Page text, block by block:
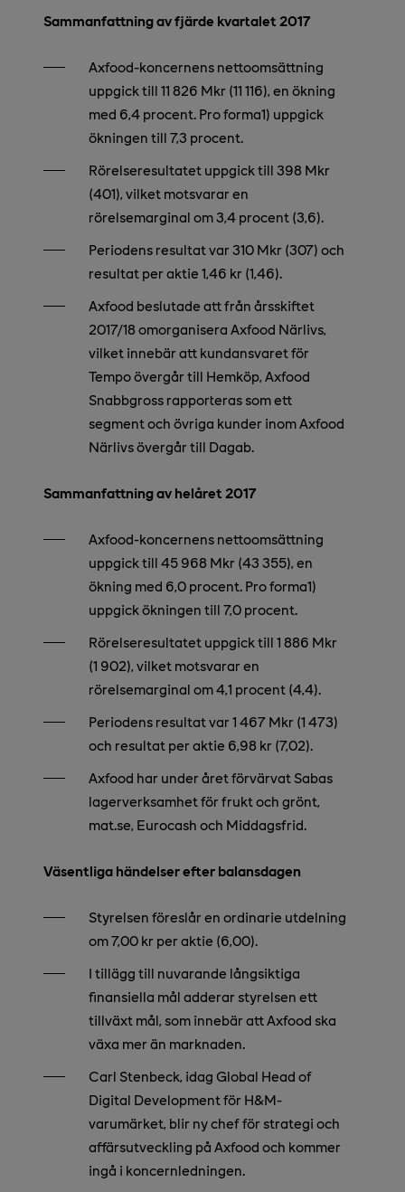
Sammanfattning av fjärde kvartalet 2017
Axfood-koncernens nettoomsättning
uppgick till 11 826 Mkr (11 116), en ökning
med 6,4 procent. Pro forma1) uppgick
ökningen till 7,3 procent.
Rörelseresultatet uppgick till 398 Mkr
(401), vilket motsvarar en
rörelsemarginal om 3,4 procent (3,6).
Periodens resultat var 310 Mkr (307) och
resultat per aktie 1,46 kr (1,46).
Axfood beslutade att från årsskiftet
2017/18 omorganisera Axfood Närlivs,
vilket innebär att kundansvaret för
Tempo övergår till Hemköp, Axfood
Snabbgross rapporteras som ett
segment och övriga kunder inom Axfood
Närlivs övergår till Dagab.
Sammanfattning av helåret 2017
Axfood-koncernens nettoomsättning
uppgick till 45 968 Mkr (43 355), en
ökning med 6,0 procent. Pro forma1)
uppgick ökningen till 7,0 procent.
Rörelseresultatet uppgick till 1 886 Mkr
(1 902), vilket motsvarar en
rörelsemarginal om 4,1 procent (4,4).
Periodens resultat var 1 467 Mkr (1 473)
och resultat per aktie 6,98 kr (7,02).
Axfood har under året förvärvat Sabas
lagerverksamhet för frukt och grönt,
mat.se, Eurocash och Middagsfrid.
Väsentliga händelser efter balansdagen
Styrelsen föreslår en ordinarie utdelning
om 7,00 kr per aktie (6,00).
I tillägg till nuvarande långsiktiga
finansiella mål adderar styrelsen ett
tillväxt mål, som innebär att Axfood ska
växa mer än marknaden.
Carl Stenbeck, idag Global Head of
Digital Development för H&M-
varumärket, blir ny chef för strategi och
affärsutveckling på Axfood och kommer
ingå i koncernledningen.